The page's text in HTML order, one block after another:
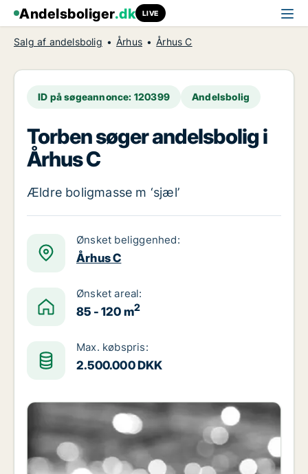
Andelsboliger.dk LIVE
Salg af andelsbolig Århus Århus C
ID på søgeannonce: 120399 Andelsbolig
Torben søger andelsbolig i
Århus C
Ældre boligmasse m ‘sjæl’
Ønsket beliggenhed:
Århus C
Ønsket areal:
85 - 120 m2
Max. købspris:
2.500.000 DKK